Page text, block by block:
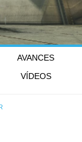
AVANCES
VÍDEOS